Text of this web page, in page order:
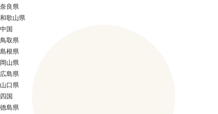
奈良県
和歌山県
中国
鳥取県
島根県
岡山県
広島県
山口県
四国
徳島県